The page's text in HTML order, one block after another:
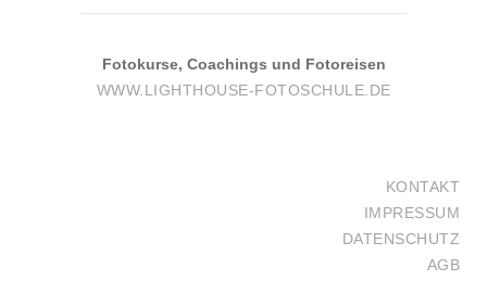
Fotokurse, Coachings und Fotoreisen
WWW.LIGHTHOUSE-FOTOSCHULE.DE
KONTAKT
IMPRESSUM
DATENSCHUTZ
AGB